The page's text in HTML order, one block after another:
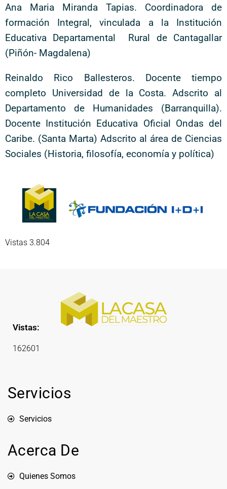
Ana Maria Miranda Tapias. Coordinadora de
formación Integral, vinculada a la Institución
Educativa Departamental Rural de Cantagallar
(Piñón- Magdalena)
Reinaldo Rico Ballesteros. Docente tiempo
completo Universidad de la Costa. Adscrito al
Departamento de Humanidades (Barranquilla).
Docente Institución Educativa Oficial Ondas del
Caribe. (Santa Marta) Adscrito al área de Ciencias
Sociales (Historia, filosofía, economía y política)
Vistas 3.804
Vistas:
162601
Servicios
Servicios
Acerca De
Quienes Somos